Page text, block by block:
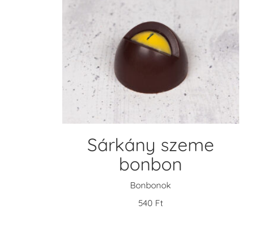
KOSÁRBA TESZEM
Sárkány szeme
bonbon
Bonbonok
540 Ft